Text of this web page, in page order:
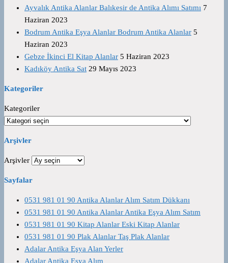
Ayvalık Antika Alanlar Balıkesir de Antika Alımı Satımı 7
Haziran 2023
Bodrum Antika Eşya Alanlar Bodrum Antika Alanlar 5
Haziran 2023
Gebze İkinci El Kitap Alanlar 5 Haziran 2023
Kadıköy Antika Sat 29 Mayıs 2023
Kategoriler
Kategoriler
Arşivler
Arşivler
Sayfalar
0531 981 01 90 Antika Alanlar Alım Satım Dükkanı
0531 981 01 90 Antika Alanlar Antika Eşya Alım Satım
0531 981 01 90 Kitap Alanlar Eski Kitap Alanlar
0531 981 01 90 Plak Alanlar Taş Plak Alanlar
Adalar Antika Eşya Alan Yerler
Adalar Antika Eşya Alım